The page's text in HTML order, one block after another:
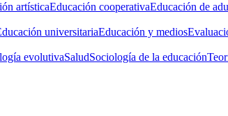
artísticaEducación cooperativaEducación de
universitariaEducación y medios
evolutivaSaludSociología de la educación